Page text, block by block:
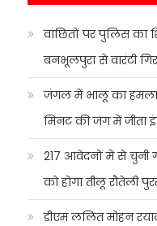
वांछितों पर पुलिस का
बनभूलपुरा से वारंटी
जंगल में भालू का हमला,
मिनट की जंग में जीता
217 आवेदनों में से चुनी
को होगा तीलू रौतेली
डीएम ललित मोहन